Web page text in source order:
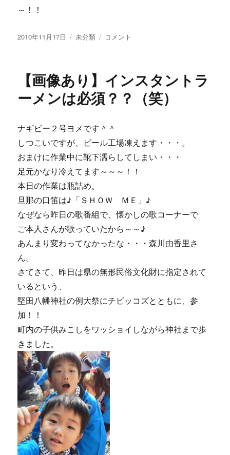
～！！
投
2010年11月17日
カ
ー
未分類
【画
パ
ー
な
ら
に
コメント
【画像あり】インスタントラ
ーメンは必須？？（笑）
ナギビー２号ヨメです＾＾
しつこいですが、ビール工場凍えます・・・。
おまけに作業中に靴下濡らしてしまい・・・
足元かなり冷えてます～～～！！
本日の作業は瓶詰め。
旦那の口笛は♪「ＳＨＯＷ ＭＥ」♪
なぜなら昨日の歌番組で、懐かしの歌コーナーで
ご本人さんが歌っていたから～～♪
あんまり変わってなかったな・・・森川由香里さ
ん。
さてさて、昨日は県の無形民俗文化財に指定されて
いるという、
堅田八幡神社の例大祭にチビッコズとともに、参
加！！
町内の子供みこしをワッショイしながら神社まで歩
きました。